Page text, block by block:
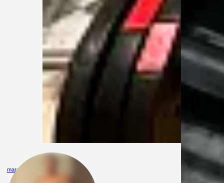
marek789